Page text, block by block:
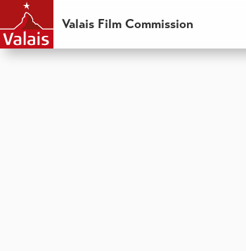
Valais Film Commission